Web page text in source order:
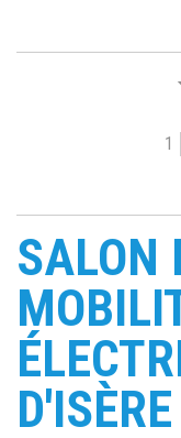
DISPONIBLE
Les équipes
dédiées à
[…]
1
SALON